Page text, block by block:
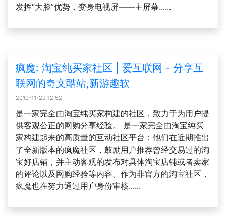
发挥“大脸”优势，变身电视屏——主屏幕......
疯魔: 淘宝纯买家社区 | 爱互联网 - 分享互
联网的奇文酷站,新游趣软
2010-11-29 12:52
是一家完全由淘宝纯买家构建的社区，致力于为用户提
供客观公正的网购分享经验。 是一家完全由淘宝纯买
家构建起来的高质量的互动社区平台；他们在近期推出
了全新版本的疯魔社区，鼓励用户推荐曾经交易过的淘
宝好店铺，并主动客观的发布对具体淘宝店铺或者卖家
的评论以及网购经验等内容。作为非官方的淘宝社区，
疯魔也在努力通过用户身份审核......